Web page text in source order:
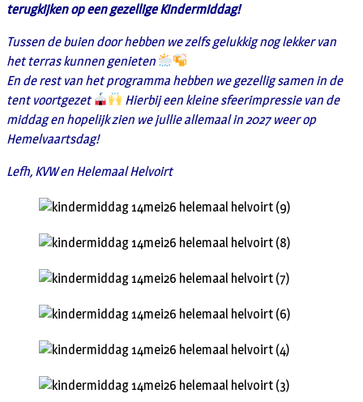
terugkijken op een gezellige Kindermiddag!
Tussen de buien door hebben we zelfs gelukkig nog lekker van
het terras kunnen genieten
En de rest van het programma hebben we gezellig samen in de
tent voortgezet
Hierbij een kleine sfeerimpressie van de
middag en hopelijk zien we jullie allemaal in 2027 weer op
Hemelvaartsdag!
Lefh, KVW en Helemaal Helvoirt